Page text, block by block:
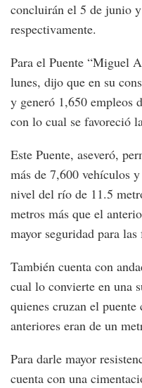
concluirán el 5 de junio
respectivamente.
Para el Puente “Miguel
lunes, dijo que en su
y generó 1,650 empleos
con lo cual se favoreció
Este Puente, aseveró,
más de 7,600 vehículos
nivel del río de 11.5
metros más que el
mayor seguridad para
También cuenta con
cual lo convierte en una
quienes cruzan el
anteriores eran de un
Para darle mayor
cuenta con una